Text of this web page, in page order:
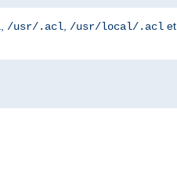
/usr/.acl /usr/local/.acl et